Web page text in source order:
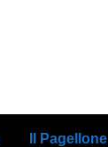
Il Pagellone